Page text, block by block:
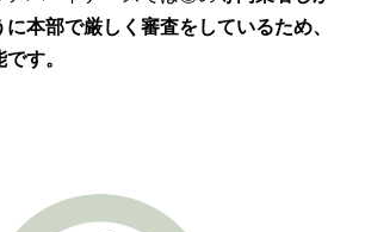
本部で厳しく審査をしているため、
す。